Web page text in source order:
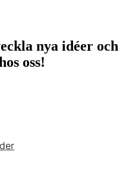
nya idéer och
oss!